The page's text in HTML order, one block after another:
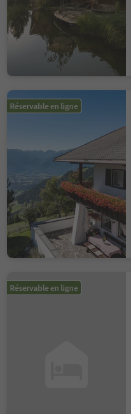
Réservable en ligne
Réservable en ligne